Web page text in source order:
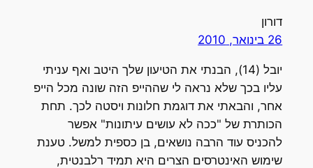
דורון
26 בינואר, 2010
יובל (14), הבנתי את הטיעון שלך היטב ואף עניתי
עליו בכך שלא נראה לי שההייפ הזה שונה מכל הייפ
אחר, והבאתי את דוגמת חלונות ויסטה לכך. תחת
הכותרת של "ככה לא עושים עיתונות" אפשר
להכניס עוד הרבה נושאים, בן כספית למשל. טענת
שימוש האינטרסים הצרים היא תמיד רלבנטית,